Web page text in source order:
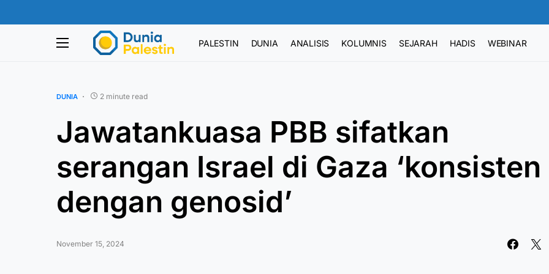
PALESTIN DUNIA ANALISIS KOLUMNIS SEJARAH HADIS WEBINAR
DUNIA 2 minute read
Jawatankuasa PBB sifatkan
serangan Israel di Gaza ‘konsisten
dengan genosid’
November 15, 2024